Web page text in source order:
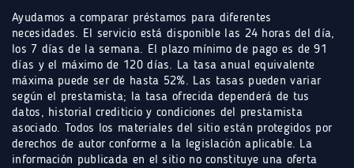
Ayudamos a comparar préstamos para diferentes
necesidades. El servicio está disponible las 24 horas del día,
los 7 días de la semana. El plazo mínimo de pago es de 91
días y el máximo de 120 días. La tasa anual equivalente
máxima puede ser de hasta 52%. Las tasas pueden variar
según el prestamista; la tasa ofrecida dependerá de tus
datos, historial crediticio y condiciones del prestamista
asociado. Todos los materiales del sitio están protegidos por
derechos de autor conforme a la legislación aplicable. La
información publicada en el sitio no constituye una oferta